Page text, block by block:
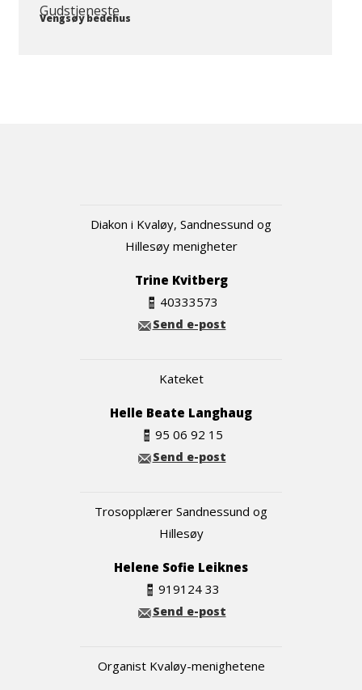
Gudstjeneste
Vengsøy bedehus
Diakon i Kvaløy, Sandnessund og
Hillesøy menigheter
Trine Kvitberg
40333573
Send e-post
Kateket
Helle Beate Langhaug
95 06 92 15
Send e-post
Trosopplærer Sandnessund og
Hillesøy
Helene Sofie Leiknes
919124 33
Send e-post
Organist Kvaløy-menighetene